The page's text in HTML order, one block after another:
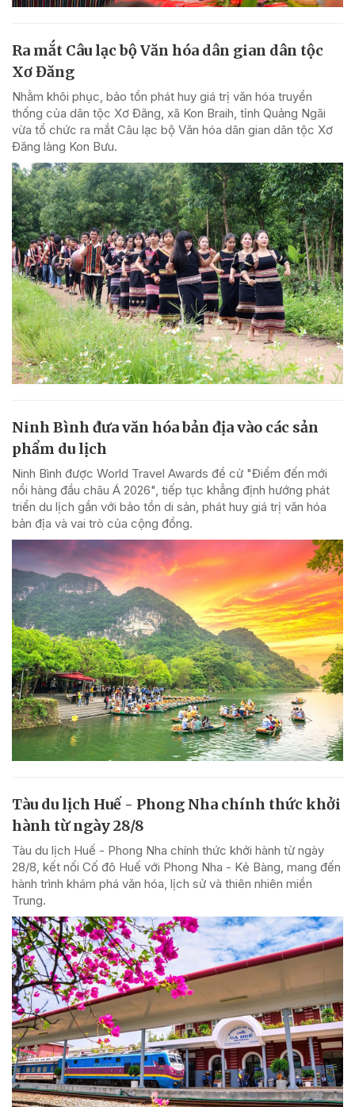
Ra mắt Câu lạc bộ Văn hóa dân gian dân tộc
Xơ Đăng
Nhằm khôi phục, bảo tồn phát huy giá trị văn hóa truyền
thống của dân tộc Xơ Đăng, xã Kon Braih, tỉnh Quảng Ngãi
vừa tổ chức ra mắt Câu lạc bộ Văn hóa dân gian dân tộc Xơ
Đăng làng Kon Bưu.
Ninh Bình đưa văn hóa bản địa vào các sản
phẩm du lịch
Ninh Bình được World Travel Awards đề cử "Điểm đến mới
nổi hàng đầu châu Á 2026", tiếp tục khẳng định hướng phát
triển du lịch gắn với bảo tồn di sản, phát huy giá trị văn hóa
bản địa và vai trò của cộng đồng.
Tàu du lịch Huế - Phong Nha chính thức khởi
hành từ ngày 28/8
Tàu du lịch Huế - Phong Nha chính thức khởi hành từ ngày
28/8, kết nối Cố đô Huế với Phong Nha - Kẻ Bàng, mang đến
hành trình khám phá văn hóa, lịch sử và thiên nhiên miền
Trung.